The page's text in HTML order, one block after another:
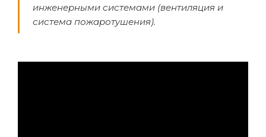
инженерными системами (вентиляция и
система пожаротушения).